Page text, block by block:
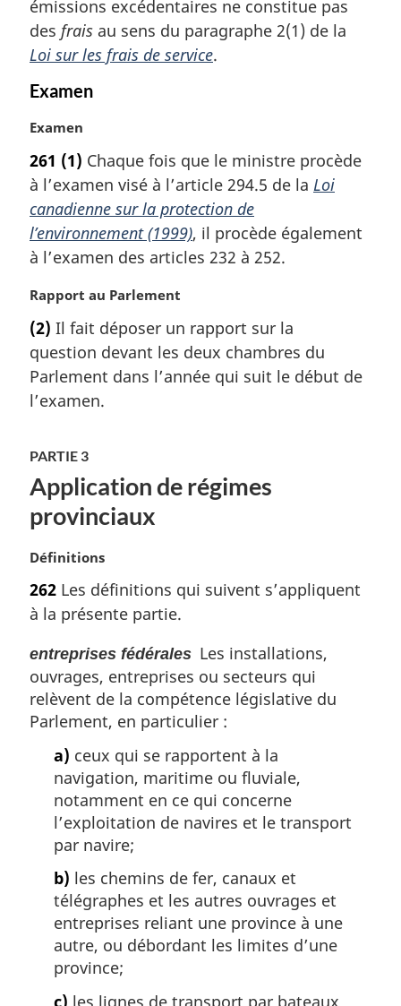
e
m
a
r
g
n
l
e
:
émissions excédentaires ne constitue pas
des frais au sens du paragraphe 2(1) de la
Loi sur les frais de service.
Examen
N
t
e
m
a
r
g
n
a
e
:
Examen
261 (1) Chaque fois que le ministre procède
à l’examen visé à l’article 294.5 de la Loi
canadienne sur la protection de
l’environnement (1999), il procède également
à l’examen des articles 232 à 252.
N
t
e
m
a
i
a
l
e
:
Rapport au Parlement
(2) Il fait déposer un rapport sur la
question devant les deux chambres du
Parlement dans l’année qui suit le début de
l’examen.
PARTIE 3
Application de régimes
provinciaux
N
t
e
a
r
g
i
Définitions
262 Les définitions qui suivent s’appliquent
à la présente partie.
entreprises fédérales Les installations,
ouvrages, entreprises ou secteurs qui
relèvent de la compétence législative du
Parlement, en particulier :
a) ceux qui se rapportent à la
navigation, maritime ou fluviale,
notamment en ce qui concerne
l’exploitation de navires et le transport
par navire;
b) les chemins de fer, canaux et
télégraphes et les autres ouvrages et
entreprises reliant une province à une
autre, ou débordant les limites d’une
province;
c) les lignes de transport par bateaux